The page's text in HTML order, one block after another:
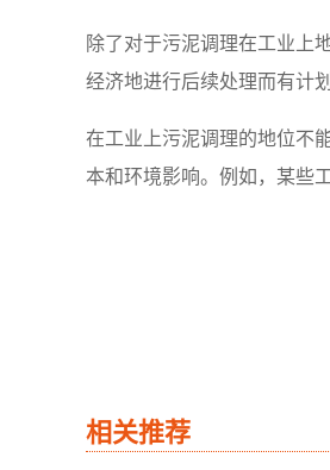
除了对于污泥调理在工业上
经济地进行后续处理而有计
在工业上污泥调理的地位不
本和环境影响。例如，某些
相关推荐